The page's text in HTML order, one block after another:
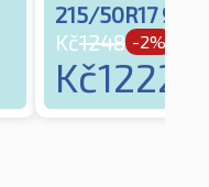
215/50R17 95W
Kč1248 -2%
Kč1222